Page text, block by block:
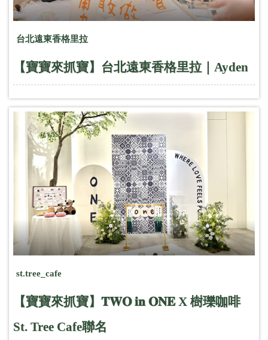
間：14:00 - 17:30 📍 地點：AT力場大安店：台北市大安
區信義路四段1號 (水晶大廈東座入口11樓之五) #爸氣限
定價：$2,500/人 #兩位爸爸同行價：$1,800 /人 #VIP專屬
Big smile客戶) &nbsp; ----------------- &nbsp; 📣提醒！#名額
報名！ 把神隊友送到現場，讓他們在啤酒與歡笑中，學
習新技能 畢竟&hellip;報名成功＝未來365天不用綁頭髮
🥰 名額有限，完成匯款才算報名成功 &nbsp; &nbsp; 🔗
報名連結
https://docs.google.com/forms/d/e/
usp=publish-editor &nbsp; &nbsp;
台北遠東香格里拉
【寶寶來抓寶】台北遠東香格里拉｜Ayden
st.tree_cafe
【寶寶來抓寶】𝐓𝐖𝐎 𝐢𝐧 𝐎𝐍𝐄 X 樹瓅咖啡
St. Tree Cafe聯名